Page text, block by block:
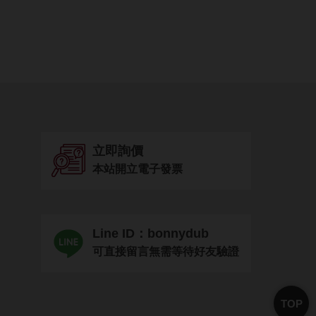
立即詢價
本站開立電子發票
Line ID：bonnydub
可直接留言無需等待好友驗證
TOP